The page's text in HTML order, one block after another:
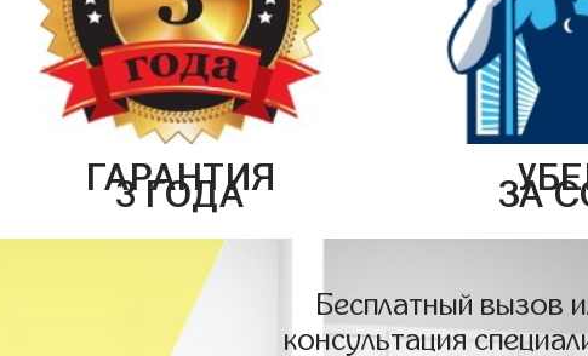
ГАРАНТИЯ
3 ГОДА ЗА
Бесплатный вызов
консультация